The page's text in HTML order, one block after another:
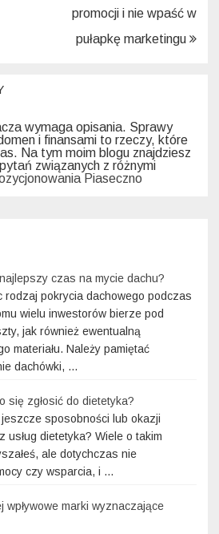
promocji i nie wpaść w
pułapkę marketingu
wymaga opisania. Sprawy
i finansami to rzeczy, które
Na tym moim blogu znajdziesz
związanych z różnymi
Piaseczno
czas na mycie dachu?
rodzaj pokrycia dachowego podczas
wielu inwestorów bierze pod
jak również ewentualną
materiału. Należy pamiętać
dachówki, …
się zgłosić do dietetyka?
jeszcze sposobności lub okazji
usług dietetyka? Wiele o takim
ale dotychczas nie
czy wsparcia, i …
wpływowe marki wyznaczające